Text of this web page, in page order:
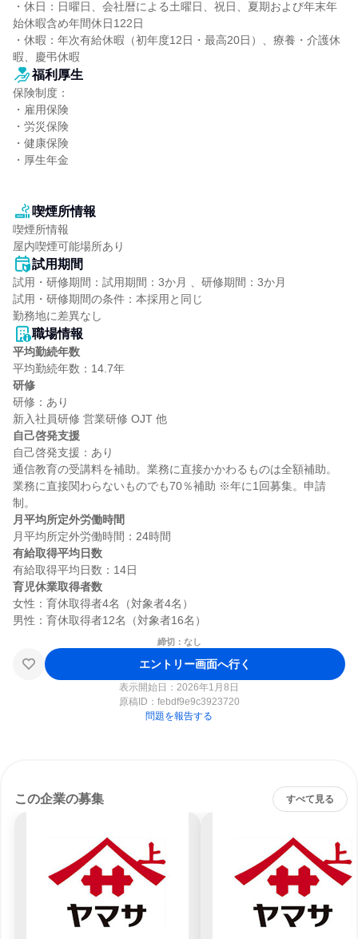
・休日：日曜日、会社暦による土曜日、祝日、夏期および年末年
始休暇含め年間休日122日
・休暇：年次有給休暇（初年度12日・最高20日）、療養・介護休
暇、慶弔休暇
福利厚生
保険制度：
・雇用保険
・労災保険
・健康保険
・厚生年金
喫煙所情報
喫煙所情報
屋内喫煙可能場所あり
試用期間
試用・研修期間：試用期間：3か月 、研修期間：3か月
試用・研修期間の条件：本採用と同じ
職場情報
平均勤続年数
研修
研修：あり
自己啓発支援
自己啓発支援：あり
通信教育の受講料を補助。業務に直接かかわるものは全額補助。
業務に直接関わらないものでも70％補助 ※年に1回募集。申請
月平均所定外労働時間
有給取得平均日数
育児休業取得者数
女性：育休取得者4名（対象者4名）
締切：なし
エントリー画面へ行く
表示開始日：2026年1月8日
原稿ID： febdf9e9c3923720
問題を報告する
この企業の募集 すべて見る